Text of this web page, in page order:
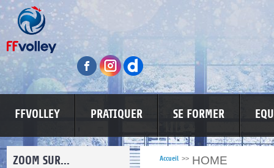
FFVOLLEY PRATIQUER SE FORMER
ZOOM SUR... Accueil >> HOME